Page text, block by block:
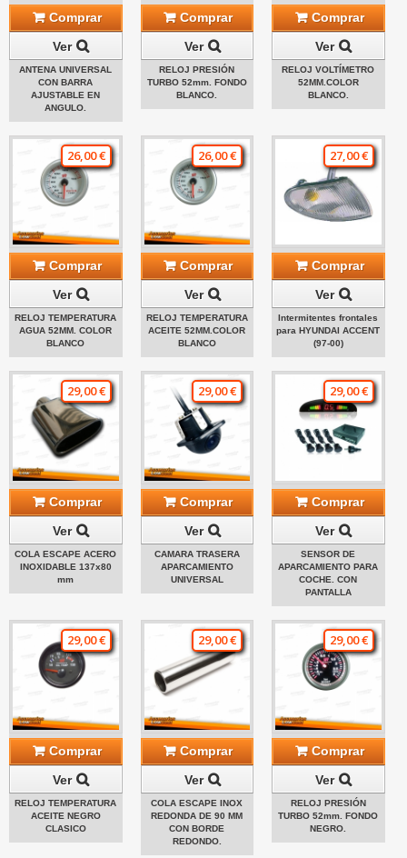
Comprar
Ver
ANTENA UNIVERSAL
CON BARRA
AJUSTABLE EN
ANGULO.
Comprar
Ver
RELOJ PRESIÓN
TURBO 52mm. FONDO
BLANCO.
Comprar
Ver
RELOJ VOLTÍMETRO
52MM.COLOR
BLANCO.
26,00 €
Comprar
Ver
RELOJ TEMPERATURA
AGUA 52MM. COLOR
BLANCO
26,00 €
Comprar
Ver
RELOJ TEMPERATURA
ACEITE 52MM.COLOR
BLANCO
27,00 €
Comprar
Ver
Intermitentes frontales
para HYUNDAI ACCENT
(97-00)
29,00 €
Comprar
Ver
COLA ESCAPE ACERO
INOXIDABLE 137x80
mm
29,00 €
Comprar
Ver
CAMARA TRASERA
APARCAMIENTO
UNIVERSAL
29,00 €
Comprar
Ver
SENSOR DE
APARCAMIENTO PARA
COCHE. CON
PANTALLA
29,00 €
Comprar
Ver
RELOJ TEMPERATURA
ACEITE NEGRO
CLASICO
29,00 €
Comprar
Ver
COLA ESCAPE INOX
REDONDA DE 90 MM
CON BORDE
REDONDO.
29,00 €
Comprar
Ver
RELOJ PRESIÓN
TURBO 52mm. FONDO
NEGRO.